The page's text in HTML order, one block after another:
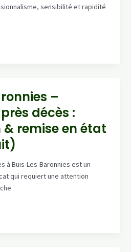
sensibilité et rapidité
–
décès :
remise en état
à Buis-Les-Baronnies est un
qui requiert une attention